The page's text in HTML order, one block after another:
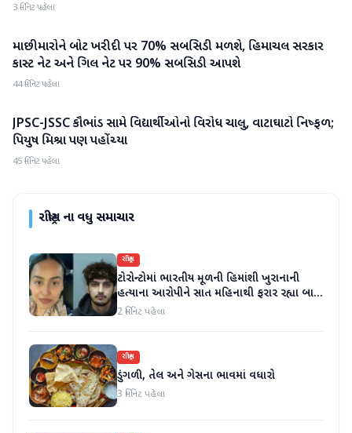
3 મિનિટ પહેલા
રાષ્ટ્રીય
માછીમારોને બોટ ખરીદી પર 70% સબસિડી મળશે, હિમાચલ સરકાર
કાસ્ટ નેટ અને ગિલ નેટ પર 90% સબસિડી આપશે
44 મિનિટ પહેલા
રાષ્ટ્રીય
JPSC-JSSC કૌભાંડ સામે વિદ્યાર્થીઓનો વિરોધ ચાલુ, વાટાઘાટો નિષ્ફળ;
પિયુષ મિશ્રા પણ પહોંચ્યા
45 મિનિટ પહેલા
રાષ્ટ્રીયના વધુ સમાચાર
રાષ્ટ્રીય
ટોરોન્ટોમાં ભારતીય મૂળની હિમાંશી ખુરાનાની
હત્યાના આરોપીને સાત મહિનાથી ફરાર રહ્યા બાદ
ધરપકડ કરવામાં આવી
2 મિનિટ પહેલા
રાષ્ટ્રીય
ડુંગળી, તેલ અને ગેસના ભાવમાં વધારો
3 મિનિટ પહેલા